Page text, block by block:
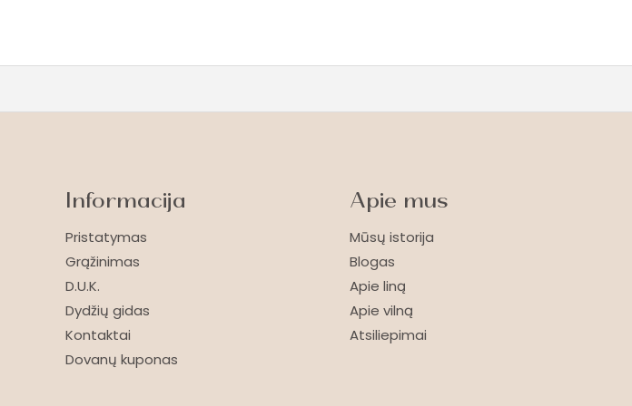
Informacija
Pristatymas
Grąžinimas
D.U.K.
Dydžių gidas
Kontaktai
Dovanų kuponas
Apie mus
Mūsų istorija
Blogas
Apie liną
Apie vilną
Atsiliepimai